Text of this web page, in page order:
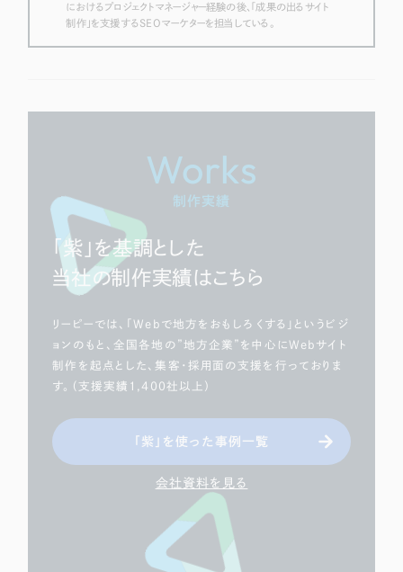
におけるプロジェクトマネージャー経験の後、「成果の出るサイト
制作」を支援するSEOマーケターを担当している。
Works
制作実績
「紫」を基調とした
当社の制作実績はこちら
リーピーでは、「Webで地方をおもしろくする」というビジ
ョンのもと、全国各地の”地方企業”を中心にWebサイト
制作を起点とした、集客・採用面の支援を行っておりま
す。（支援実績1,400社以上）
「紫」を使った事例一覧
会社資料を見る